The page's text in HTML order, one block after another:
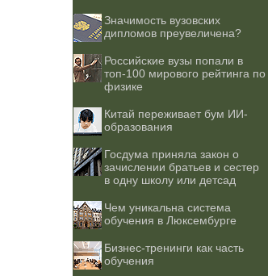
Значимость вузовских
дипломов преувеличена?
Российские вузы попали в
топ-100 мирового рейтинга по
физике
Китай переживает бум ИИ-
образования
Госдума приняла закон о
зачислении братьев и сестер
в одну школу или детсад
Чем уникальна система
обучения в Люксембурге
Бизнес-тренинги как часть
обучения